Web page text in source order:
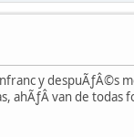
y despuÃƒÂ©s
ahÃƒÂ­ van de